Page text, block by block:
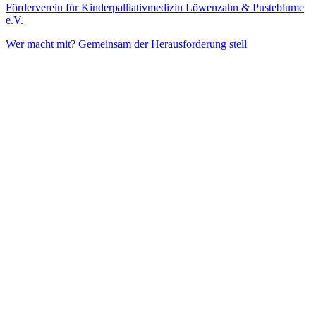
Förderverein für Kinderpalliativmedizin Löwenzahn & Pusteblume
e.V.
Wer macht mit? Gemeinsam der Herausforderung stell